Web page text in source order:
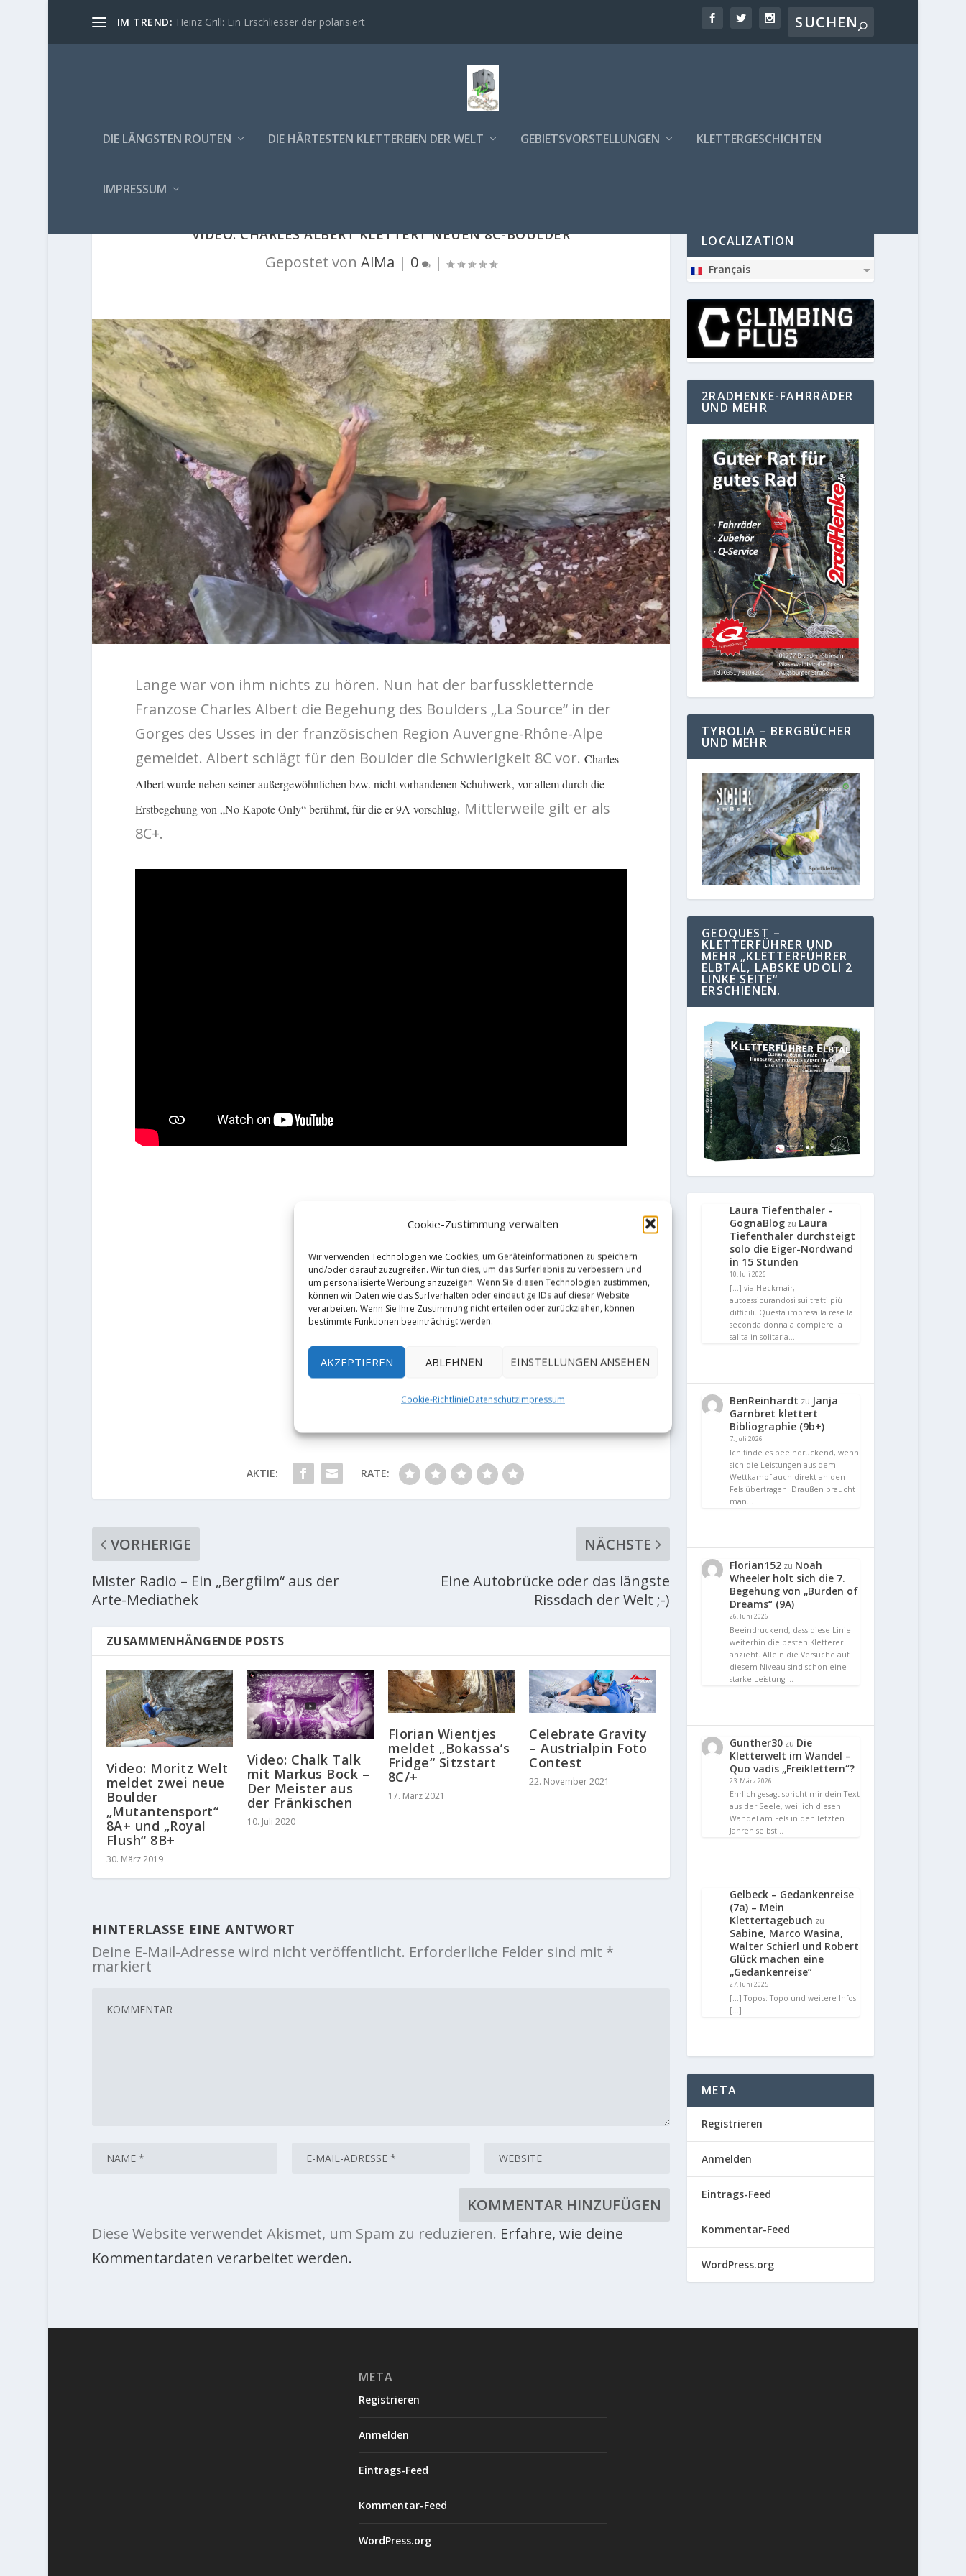
Cookie-Zustimmung verwalten
Wir verwenden Technologien wie Cookies, um Geräteinformationen zu speichern
und/oder darauf zuzugreifen. Wir tun dies, um das Surferlebnis zu verbessern und
um personalisierte Werbung anzuzeigen. Wenn Sie diesen Technologien zustimmen,
können wir Daten wie das Surfverhalten oder eindeutige IDs auf dieser Website
verarbeiten. Wenn Sie Ihre Zustimmung nicht erteilen oder zurückziehen, können
bestimmte Funktionen beeinträchtigt werden.
AKZEPTIEREN ABLEHNEN EINSTELLUNGEN ANSEHEN
Cookie-RichtlinieDatenschutzImpressum
IM TREND: Heinz Grill: Ein Erschliesser der polarisiert
DIE LÄNGSTEN ROUTEN DIE HÄRTESTEN KLETTEREIEN DER WELT GEBIETSVORSTELLUNGEN KLETTERGESCHICHTEN
IMPRESSUM
VIDEO: CHARLES ALBERT KLETTERT NEUEN 8C-BOULDER
Gepostet von AlMa | 0 |
Lange war von ihm nichts zu hören. Nun hat der barfusskletternde
Franzose Charles Albert die Begehung des Boulders „La Source“ in der
Gorges des Usses in der französischen Region Auvergne-Rhône-Alpe
gemeldet. Albert schlägt für den Boulder die Schwierigkeit 8C vor. Charles
Albert wurde neben seiner außergewöhnlichen bzw. nicht vorhandenen Schuhwerk, vor allem durch die
Erstbegehung von „No Kapote Only“berühmt, für die er 9A vorschlug. Mittlerweile gilt er als
8C+.
AKTIE: RATE:
VORHERIGE
Mister Radio – Ein „Bergfilm“ aus der
Arte-Mediathek
NÄCHSTE
Eine Autobrücke oder das längste
Rissdach der Welt ;-)
ZUSAMMENHÄNGENDE POSTS
Video: Moritz Welt
meldet zwei neue
Boulder
„Mutantensport“
8A+ und „Royal
Flush“ 8B+
30. März 2019
Video: Chalk Talk
mit Markus Bock –
Der Meister aus
der Fränkischen
10. Juli 2020
Florian Wientjes
meldet „Bokassa’s
Fridge“ Sitzstart
8C/+
17. März 2021
Celebrate Gravity
– Austrialpin Foto
Contest
22. November 2021
HINTERLASSE EINE ANTWORT
Deine E-Mail-Adresse wird nicht veröffentlicht. Erforderliche Felder sind mit *
markiert
Diese Website verwendet Akismet, um Spam zu reduzieren. Erfahre, wie deine
Kommentardaten verarbeitet werden.
LOCALIZATION
Français
2RADHENKE-FAHRRÄDER
UND MEHR
TYROLIA – BERGBÜCHER
UND MEHR
GEOQUEST –
KLETTERFÜHRER UND
MEHR „KLETTERFÜHRER
ELBTAL, LABSKE UDOLI 2
LINKE SEITE“
ERSCHIENEN.
Laura Tiefenthaler -
GognaBlog zu Laura
Tiefenthaler durchsteigt
solo die Eiger-Nordwand
in 15 Stunden
10. Juli 2026
[…] via Heckmair,
autoassicurandosi sui tratti più
difficili. Questa impresa la rese la
seconda donna a compiere la
salita in solitaria…
BenReinhardt zu Janja
Garnbret klettert
Bibliographie (9b+)
7. Juli 2026
Ich finde es beeindruckend, wenn
sich die Leistungen aus dem
Wettkampf auch direkt an den
Fels übertragen. Draußen braucht
man…
Florian152 zu Noah
Wheeler holt sich die 7.
Begehung von „Burden of
Dreams“ (9A)
26. Juni 2026
Beeindruckend, dass diese Linie
weiterhin die besten Kletterer
anzieht. Allein die Versuche auf
diesem Niveau sind schon eine
starke Leistung.…
Gunther30 zu Die
Kletterwelt im Wandel –
Quo vadis „Freiklettern“?
23. März 2026
Ehrlich gesagt spricht mir dein Text
aus der Seele, weil ich diesen
Wandel am Fels in den letzten
Jahren selbst…
Gelbeck – Gedankenreise
(7a) – Mein
Klettertagebuch zu
Sabine, Marco Wasina,
Walter Schierl und Robert
Glück machen eine
„Gedankenreise“
27. Juni 2025
[…] Topos: Topo und weitere Infos
[…]
META
Registrieren
Anmelden
Eintrags-Feed
Kommentar-Feed
WordPress.org
META
Registrieren
Anmelden
Eintrags-Feed
Kommentar-Feed
WordPress.org